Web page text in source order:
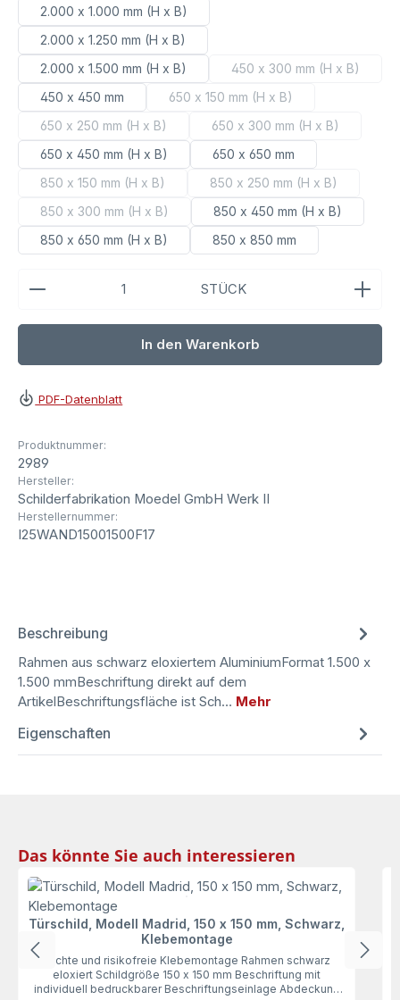
2.000 x 1.000 mm (H x B)
2.000 x 1.250 mm (H x B)
2.000 x 1.500 mm (H x B)
450 x 300 mm (H x B)
(Diese Option ist
450 x 450 mm 650 x 150 mm (H x B)
(Diese Option ist zurzeit nicht
650 x 250 mm (H x B)
(Diese Option ist zurzeit nicht verfügbar.)
650 x 300 mm (H x B)
(Diese Option ist
650 x 450 mm (H x B)
650 x 650 mm
850 x 150 mm (H x B)
(Diese Option ist zurzeit nicht verfügbar.)
850 x 250 mm (H x B)
(Diese Option ist
850 x 300 mm (H x B)
(Diese Option ist zurzeit nicht verfügbar.)
850 x 450 mm (H x B)
850 x 650 mm (H x B)
850 x 850 mm
Produkt Anzahl: Gib den gewünschten Wert ein
STÜCK
In den Warenkorb
PDF-Datenblatt
Produktnummer:
2989
Hersteller:
Schilderfabrikation Moedel GmbH Werk II
Herstellernummer:
I25WAND15001500F17
Beschreibung
Rahmen aus schwarz eloxiertem AluminiumFormat 1.500 x
1.500 mmBeschriftung direkt auf dem
ArtikelBeschriftungsfläche ist Sch… Mehr
Eigenschaften
Produktgalerie überspringen
Das könnte Sie auch interessieren
Türschild, Modell Madrid, 150 x 150 mm, Schwarz,
Klebemontage
leichte und risikofreie Klebemontage Rahmen schwarz
eloxiert Schildgröße 150 x 150 mm Beschriftung mit
individuell bedruckbarer Beschriftungseinlage Abdeckung